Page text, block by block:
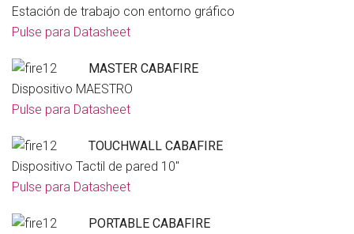
Estación de trabajo con entorno gráfico
Pulse para Datasheet
MASTER CABAFIRE
Dispositivo MAESTRO
Pulse para Datasheet
TOUCHWALL CABAFIRE
Dispositivo Tactil de pared 10″
Pulse para Datasheet
PORTABLE CABAFIRE